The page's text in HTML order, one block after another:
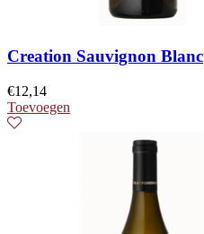
Creation Sauvignon Blanc
€12,14
Toevoegen